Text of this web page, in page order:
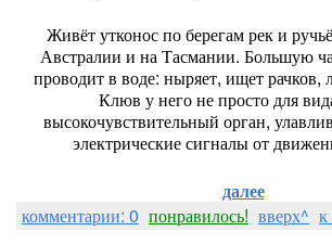
Живётутконоспоберегамреки
Австралии и наТасмании. Большую
проводитв воде: ныряет, ищетрачков,
Клюв унегонепростодля
высокочувствительный орган,
электрическиесигналыот
далее
комментарии: 0 понравилось! вверх^ к